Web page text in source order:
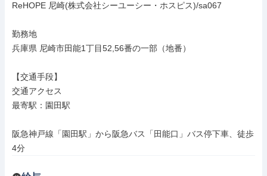
ReHOPE 尼崎(株式会社シーユーシー・ホスピス)/sa067
勤務地
兵庫県 尼崎市田能1丁目52,56番の一部（地番）
【交通手段】
交通アクセス
最寄駅：園田駅
阪急神戸線「園田駅」から阪急バス「田能口」バス停下車、徒歩
4分